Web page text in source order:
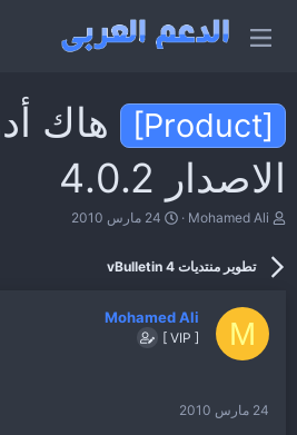
[Product]
هاك
الاصدار 4.0.2
ب
م
و
ض
Mohamed Ali
ت
ي
ل
24 مارس 2010
تطوير منتديات vBulletin 4
M
Mohamed Ali
[ VIP ]
24 مارس 2010